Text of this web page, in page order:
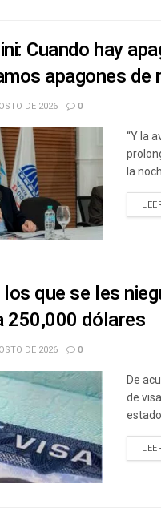
Cuando hay
apagones de
DE 2026 0
“Y la
la
que se les
250,000 dólares
DE 2026 0
De
de